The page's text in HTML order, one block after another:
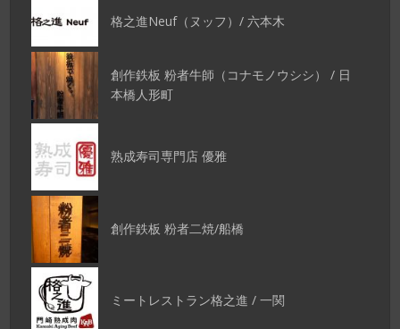
格之進Neuf（ヌッフ）/ 六本木
創作鉄板 粉者牛師（コナモノウシシ） / 日
本橋人形町
熟成寿司専門店 優雅
創作鉄板 粉者二焼/船橋
ミートレストラン格之進 / 一関